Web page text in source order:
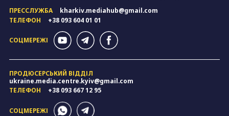
ПРЕССЛУЖБА
kharkiv.mediahub@gmail.com
ТЕЛЕФОН
+38 093 604 01 01
СОЦМЕРЕЖІ
ПРОДЮСЕРСЬКИЙ ВІДДІЛ
ukraine.media.centre.kyiv@gmail.com
ТЕЛЕФОН
+38 093 667 12 95
СОЦМЕРЕЖІ